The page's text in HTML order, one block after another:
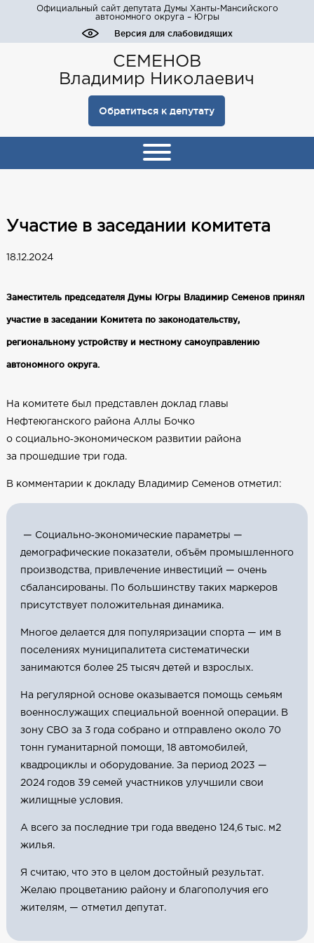
Официальный сайт депутата Думы Ханты-Мансийского
автономного округа – Югры
Версия для слабовидящих
СЕМЕНОВ
Владимир Николаевич
Обратиться к депутату
Участие в заседании комитета
18.12.2024
Заместитель председателя Думы Югры Владимир Семенов принял
участие в заседании Комитета по законодательству,
региональному устройству и местному самоуправлению
автономного округа.
На комитете был представлен доклад главы
Нефтеюганского района Аллы Бочко
о социально‑экономическом развитии района
за прошедшие три года.
В комментарии к докладу Владимир Семенов отметил:
— Социально‑экономические параметры —
демографические показатели, объём промышленного
производства, привлечение инвестиций — очень
сбалансированы. По большинству таких маркеров
присутствует положительная динамика.
Многое делается для популяризации спорта — им в
поселениях муниципалитета систематически
занимаются более 25 тысяч детей и взрослых.
На регулярной основе оказывается помощь семьям
военнослужащих специальной военной операции. В
зону СВО за 3 года собрано и отправлено около 70
тонн гуманитарной помощи, 18 автомобилей,
квадроциклы и оборудование. За период 2023 —
2024 годов 39 семей участников улучшили свои
жилищные условия.
А всего за последние три года введено 124,6 тыс. м2
жилья.
Я считаю, что это в целом достойный результат.
Желаю процветанию району и благополучия его
жителям, — отметил депутат.